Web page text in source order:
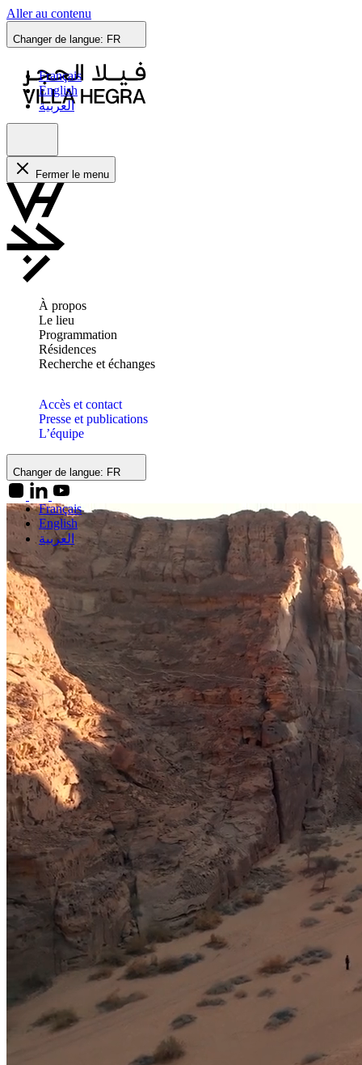
Aller au contenu
Changer de langue: FR
Français
English
العربية
Fermer le menu
À propos
Le lieu
Programmation
Résidences
Recherche et échanges
Accès et contact
Presse et publications
L’équipe
Changer de langue: FR
Français
English
العربية